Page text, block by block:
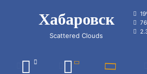
Хабаровск
Scattered Clouds